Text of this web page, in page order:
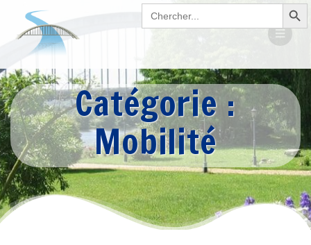
Search Search Button
Passer
au
Catégorie :
Mobilité